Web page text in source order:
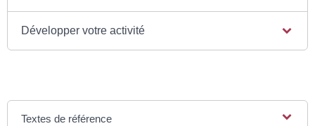
Développer votre activité
Textes de référence